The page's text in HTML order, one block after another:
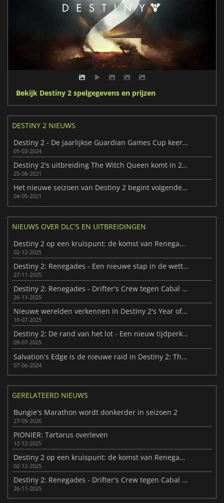
Bekijk Destiny 2 spelgegevens en prijzen
DESTINY 2 NIEUWS
Destiny 2 - De jaarlijkse Guardian Games Cup keert terug!
05-03-2024
Destiny 2's uitbreiding The Witch Queen komt in 2022 uit
25-08-2021
Het nieuwe seizoen van Destiny 2 begint volgende week maandag
04-05-2021
NIEUWS OVER DLC'S EN UITBREIDINGEN
Destiny 2 op een kruispunt: de komst van Renegades
02-12-2025
Destiny 2: Renegades - Een nieuwe stap in de wetteloze grens
27-11-2025
Destiny 2: Renegades - Drifter's Crew tegen Cabal Imperium
26-11-2025
Nieuwe werelden verkennen in Destiny 2's Year of Prophecy DLC
16-07-2025
Destiny 2: De rand van het lot - Een nieuw tijdperk van verkenning
09-07-2025
Salvation's Edge is de nieuwe raid in Destiny 2: The Final Shape
07-06-2024
GERELATEERD NIEUWS
Bungie's Marathon wordt donkerder in seizoen 2
27-05-2026
PIONIER: Tartarus overleven
12-12-2025
Destiny 2 op een kruispunt: de komst van Renegades
02-12-2025
Destiny 2: Renegades - Drifter's Crew tegen Cabal Imperium
26-11-2025